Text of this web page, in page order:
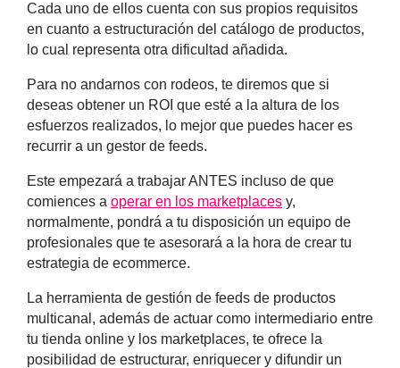
Cada uno de ellos cuenta con sus propios requisitos
en cuanto a estructuración del catálogo de productos,
lo cual representa otra dificultad añadida.
Para no andarnos con rodeos, te diremos que si
deseas obtener un ROI que esté a la altura de los
esfuerzos realizados, lo mejor que puedes hacer es
recurrir a un gestor de feeds.
Este empezará a trabajar ANTES incluso de que
comiences a operar en los marketplaces y,
normalmente, pondrá a tu disposición un equipo de
profesionales que te asesorará a la hora de crear tu
estrategia de ecommerce.
La herramienta de gestión de feeds de productos
multicanal, además de actuar como intermediario entre
tu tienda online y los marketplaces, te ofrece la
posibilidad de estructurar, enriquecer y difundir un